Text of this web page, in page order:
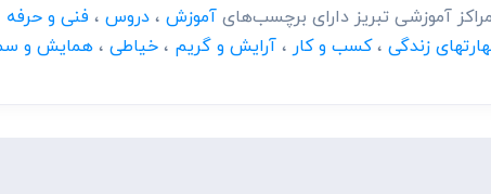
آموزشی تبریز دارای برچسب‌هایآموزش ،دروس ، فنی و
زندگی ،کسب و کار ،آرایش و گریم ،خیاطی ،همایش و